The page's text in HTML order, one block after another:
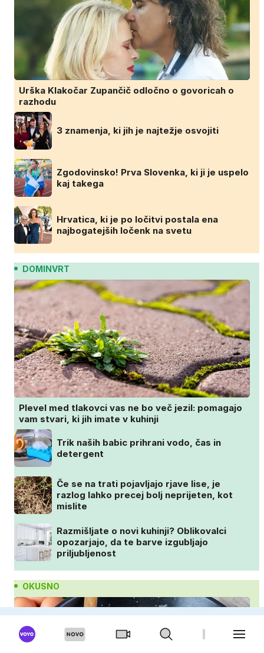
Urška Klakočar Zupančič odločno o govoricah o
razhodu
3 znamenja, ki jih je najtežje osvojiti
Zgodovinsko! Prva Slovenka, ki ji je uspelo
kaj takega
Hrvatica, ki je po ločitvi postala ena
najbogatejših ločenk na svetu
DOMINVRT
Plevel med tlakovci vas ne bo več jezil: pomagajo
vam stvari, ki jih imate v kuhinji
Trik naših babic prihrani vodo, čas in
detergent
Če se na trati pojavljajo rjave lise, je
razlog lahko precej bolj neprijeten, kot
mislite
Razmišljate o novi kuhinji? Oblikovalci
opozarjajo, da te barve izgubljajo
priljubljenost
OKUSNO